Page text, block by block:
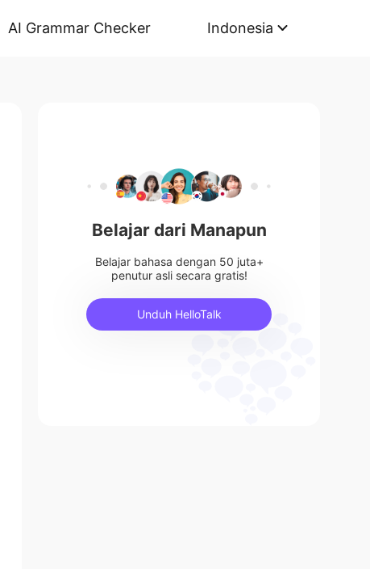
AI Grammar Checker Indonesia
Belajar dari Manapun
Belajar bahasa dengan 50 juta+
penutur asli secara gratis!
Unduh HelloTalk